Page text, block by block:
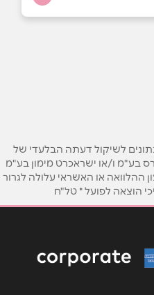
לשיקול דעתה הבלעדי של
בע"מ ו/או ישראכרט מימון בע"מ
ההלוואה או האשראי עלולה לגרור
הוצאה לפועל * טל"ח